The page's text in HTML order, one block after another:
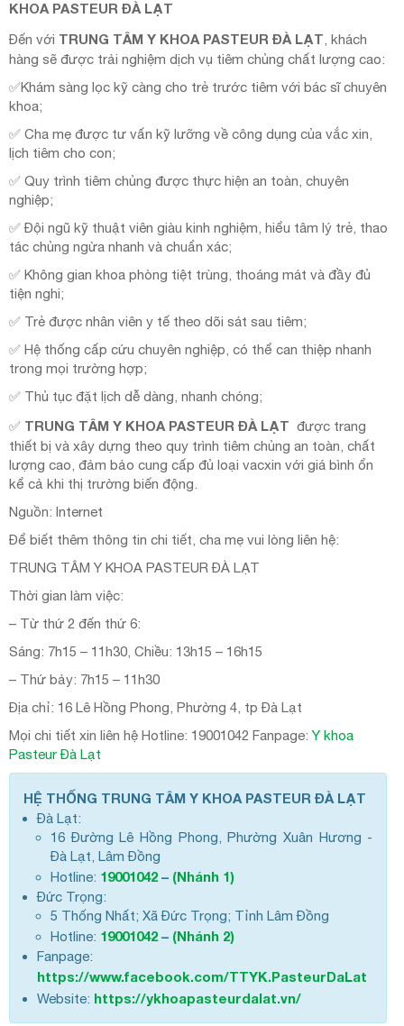
KHOA PASTEUR ĐÀ LẠT
Đến với TRUNG TÂM Y KHOA PASTEUR ĐÀ LẠT , khách
hàng sẽ được trải nghiệm dịch vụ tiêm chủng chất lượng cao:
✅Khám sàng lọc kỹ càng cho trẻ trước tiêm với bác sĩ chuyên
khoa;
✅ Cha mẹ được tư vấn kỹ lưỡng về công dụng của vắc xin,
lịch tiêm cho con;
✅ Quy trình tiêm chủng được thực hiện an toàn, chuyên
nghiệp;
✅ Đội ngũ kỹ thuật viên giàu kinh nghiệm, hiểu tâm lý trẻ, thao
tác chủng ngừa nhanh và chuẩn xác;
✅ Không gian khoa phòng tiệt trùng, thoáng mát và đầy đủ
tiện nghi;
✅ Trẻ được nhân viên y tế theo dõi sát sau tiêm;
✅ Hệ thống cấp cứu chuyên nghiệp, có thể can thiệp nhanh
trong mọi trường hợp;
✅ Thủ tục đặt lịch dễ dàng, nhanh chóng;
✅ TRUNG TÂM Y KHOA PASTEUR ĐÀ LẠT được trang
thiết bị và xây dựng theo quy trình tiêm chủng an toàn, chất
lượng cao, đảm bảo cung cấp đủ loại vacxin với giá bình ổn
kể cả khi thị trường biến động.
Nguồn: Internet
Để biết thêm thông tin chi tiết, cha mẹ vui lòng liên hệ:
TRUNG TÂM Y KHOA PASTEUR ĐÀ LẠT
Thời gian làm việc:
– Từ thứ 2 đến thứ 6:
Sáng: 7h15 – 11h30, Chiều: 13h15 – 16h15
– Thứ bảy: 7h15 – 11h30
Địa chỉ: 16 Lê Hồng Phong, Phường 4, tp Đà Lạt
Mọi chi tiết xin liên hệ Hotline: 19001042 Fanpage:Y khoa
Pasteur Đà Lạt
HỆ THỐNG TRUNG TÂM Y KHOA PASTEUR ĐÀ LẠT
Đà Lạt:
16 Đường Lê Hồng Phong, Phường Xuân Hương -
Đà Lạt, Lâm Đồng
Hotline: 19001042 – (Nhánh 1)
Đức Trọng:
5 Thống Nhất; Xã Đức Trọng; Tỉnh Lâm Đồng
Hotline: 19001042 – (Nhánh 2)
Fanpage:
https://www.facebook.com/TTYK.PasteurDaLat
Website: https://ykhoapasteurdalat.vn/